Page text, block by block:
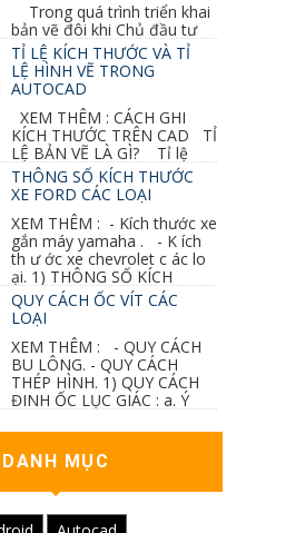
Trong quá trình triển khai
bản vẽ đôi khi Chủ đầu tư
hoặc do bản vẽ mình ghi chú
TỈ LỆ KÍCH THƯỚC VÀ TỈ
LỆ HÌNH VẼ TRONG
AUTOCAD
XEM THÊM : CÁCH GHI
KÍCH THƯỚC TRÊN CAD TỈ
LỆ BẢN VẼ LÀ GÌ? Tỉ lệ
bản vẽ thiết kế kiến trúc...
THÔNG SỐ KÍCH THƯỚC
XE FORD CÁC LOẠI
XEM THÊM : - Kích thước xe
gắn máy yamaha . - K ích
th ư ớc xe chevrolet c ác lo
ại. 1) THÔNG SỐ KÍCH
QUY CÁCH ỐC VÍT CÁC
LOẠI
XEM THÊM : - QUY CÁCH
BU LÔNG. - QUY CÁCH
THÉP HÌNH. 1) QUY CÁCH
ĐINH ỐC LỤC GIÁC : a. Ý
DANH MỤC